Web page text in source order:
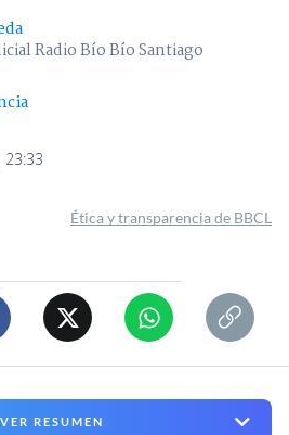
Radio Bío Bío Santiago
Ética y transparencia de BBCL
VER RESUMEN